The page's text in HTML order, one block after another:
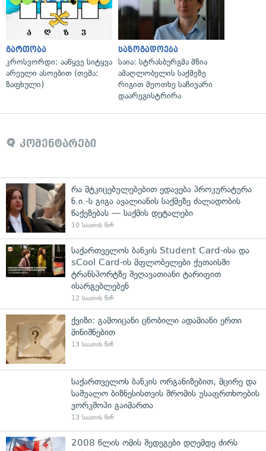
გართობა
კროსვორდი: ააწყვე სიტყვა
არეული ასოებით (თემა:
ზაფხული)
საზოგადოება
საია: სტრასბურგმა მზია
ამაღლობელის საქმეზე
რიგით მეოთხე საჩივარი
დაარეგისტრირა
კომენტარები
რა მტკიცებულებებით ედავება პროკურატურა
ნ.ი.-ს გიგა ავალიანის საქმეზე ძალადობის
წაქეზებას — საქმის დეტალები
10 საათის წინ
საქართველოს ბანკის Student Card-ისა და
sCool Card-ის მფლობელები ქუთაისში
ტრანსპორტზე შეღავათიანი ტარიფით
ისარგებლებენ
12 საათის წინ
ქვიზი: გამოიცანი ცნობილი ადამიანი ერთი
მინიშნებით
13 საათის წინ
საქართველოს ბანკის ორგანიზებით, მცირე და
საშუალო ბიზნესისთვის შრომის უსაფრთხოების
ვორკშოპი გაიმართა
13 საათის წინ
2008 წლის ომის შედეგები დღემდე ძირს